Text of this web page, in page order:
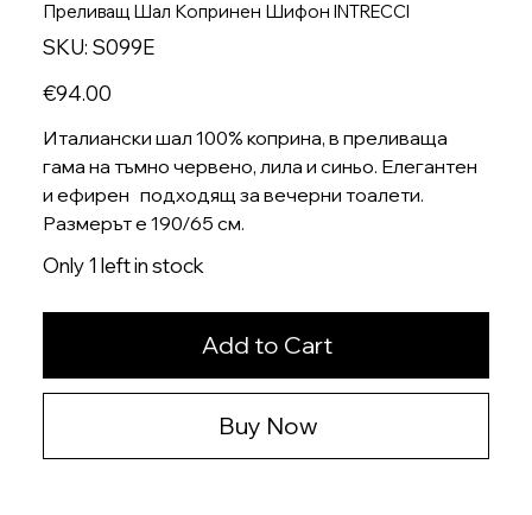
Преливащ Шал Копринен Шифон INTRECCI
SKU: SKU
S099E
S099E
Price
€94.00
Италиански шал 100% коприна, в преливаща
гама на тъмно червено, лила и синьо. Елегантен
и ефирен подходящ за вечерни тоалети.
Размерът е 190/65 см.
Only 1 left in stock
Add to Cart
Buy Now